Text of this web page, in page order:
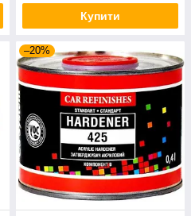
Купити
–20%